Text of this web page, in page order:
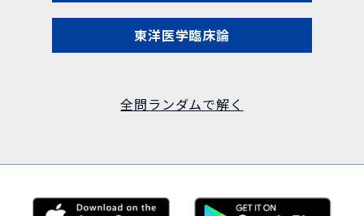
東洋医学臨床論
全問ランダムで解く